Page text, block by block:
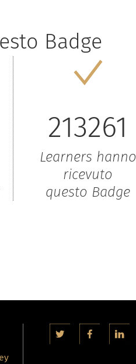
Badge
213261
Learners hanno
ricevuto
questo Badge